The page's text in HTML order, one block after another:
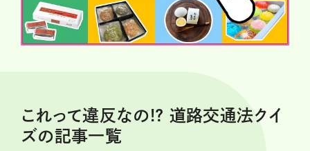
これって違反なの!? 道路交通法クイ
ズの記事一覧